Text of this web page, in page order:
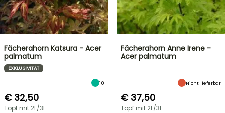
Fächerahorn Katsura - Acer
palmatum
EXKLUSIVITÄT
10
€ 32,50
Topf mit 2L/3L
Fächerahorn Anne Irene -
Acer palmatum
Nicht lieferbar
€ 37,50
Topf mit 2L/3L